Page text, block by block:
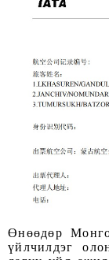
Өнөөдөр
үйлчилдэг